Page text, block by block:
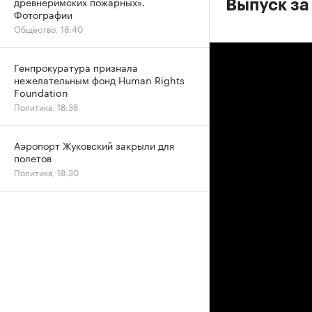
Выпуск
Фотографии
Общество, 18:40
Генпрокуратура признала
нежелательным фонд Human Rights
Foundation
Политика, 18:38
Аэропорт Жуковский закрыли для
полетов
Политика, 18:30